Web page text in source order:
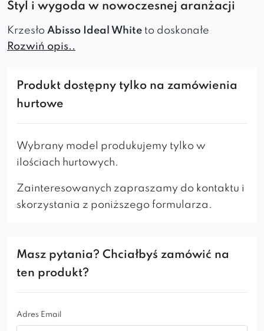
Styl i wygoda w nowoczesnej aranżacji
Krzesło Abisso Ideal White to doskonałe
połączenie elegancji i komfortu, stworzone z
minimalistyczny design oraz wysokiej jakości
materiały sprawiają, że świetnie komponuje się
zapewniają wygodę podczas codziennego
użytkowania.
Cechy produktu:
Nowoczesny styl: Subtelna forma i neutralna
Maksymalny komfort: Miękka tapicerka i
ergonomiczne siedzisko gwarantują wygodę
przez długie godziny.
zapewniają trwałość i stabilność na lata.
Trwała tapicerka: Wytrzymały materiał
Rozwiń opis..
Produkt dostępny tylko na zamówienia
hurtowe
Wybrany model produkujemy tylko w
ilościach hurtowych.
Zainteresowanych zapraszamy do kontaktu i
skorzystania z poniższego formularza.
Masz pytania? Chciałbyś zamówić na
ten produkt?
Adres Email